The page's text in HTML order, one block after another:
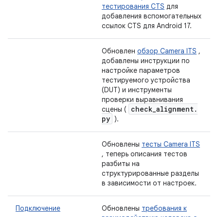
тестирования CTS для
добавления вспомогательных
ссылок CTS для Android 17.
Обновлен обзор Camera ITS ,
добавлены инструкции по
настройке параметров
тестируемого устройства
(DUT) и инструменты
проверки выравнивания
сцены (
check_alignment.
py ).
Обновлены тесты Camera ITS
, теперь описания тестов
разбиты на
структурированные разделы
в зависимости от настроек.
Подключение Обновлены требования к